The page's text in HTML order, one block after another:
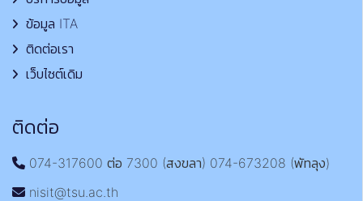
ข้อมูล ITA
ติดต่อเรา
เว็บไซต์เดิม
ติดต่อ
074-317600 ต่อ 7300 (สงขลา) 074-673208 (พัทลุง)
nisit@tsu.ac.th